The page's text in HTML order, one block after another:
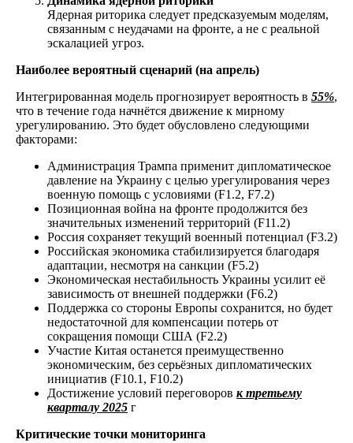
Ядерная риторика следует предсказуемым моделям,
связанным с неудачами на фронте, а не с реальной
эскалацией угроз.
Наиболее вероятный сценарий (на апрель)
Интегрированная модель прогнозирует вероятность в 55%,
что в течение года начнётся движение к мирному
урегулированию. Это будет обусловлено следующими
факторами:
Администрация Трампа применит дипломатическое
давление на Украину с целью урегулирования через
военную помощь с условиями (F1.2, F7.2)
Позиционная война на фронте продолжится без
значительных изменений территорий (F11.2)
Россия сохраняет текущий военный потенциал (F3.2)
Российская экономика стабилизируется благодаря
адаптации, несмотря на санкции (F5.2)
Экономическая нестабильность Украины усилит её
зависимость от внешней поддержки (F6.2)
Поддержка со стороны Европы сохранится, но будет
недостаточной для компенсации потерь от
сокращения помощи США (F2.2)
Участие Китая останется преимущественно
экономическим, без серьёзных дипломатических
инициатив (F10.1, F10.2)
Достижение условий переговоров к третьему
кварталу 2025 г
Критические точки мониторинга